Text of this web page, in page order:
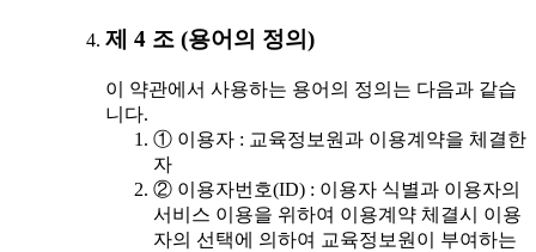
제 4 조 (용어의 정의)
이 약관에서 사용하는 용어의 정의는 다음과 같습
니다.
① 이용자 : 교육정보원과 이용계약을 체결한
자
② 이용자번호(ID) : 이용자 식별과 이용자의
서비스 이용을 위하여 이용계약 체결시 이용
자의 선택에 의하여 교육정보원이 부여하는